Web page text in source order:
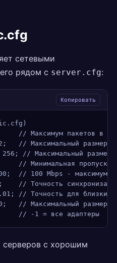
сетевыми
рядом с server.cfg:
Копировать
// Максимум пакетов в
// Максимальный размер
// Максимальный размер
// Минимальная
// 100 Mbps - максимум
// Точность
// Точность для близких
// Максимальный размер
// -1 = все адаптеры
с хорошим